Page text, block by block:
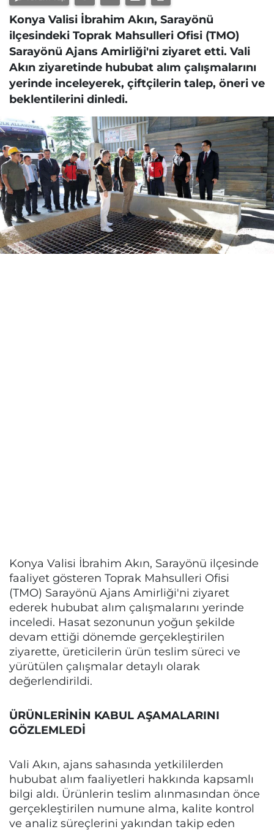
Konya Valisi İbrahim Akın, Sarayönü
ilçesindeki Toprak Mahsulleri Ofisi (TMO)
Sarayönü Ajans Amirliği'ni ziyaret etti. Vali
Akın ziyaretinde hububat alım çalışmalarını
yerinde inceleyerek, çiftçilerin talep, öneri ve
beklentilerini dinledi.
Konya Valisi İbrahim Akın, Sarayönü ilçesinde
faaliyet gösteren Toprak Mahsulleri Ofisi
(TMO) Sarayönü Ajans Amirliği'ni ziyaret
ederek hububat alım çalışmalarını yerinde
inceledi. Hasat sezonunun yoğun şekilde
devam ettiği dönemde gerçekleştirilen
ziyarette, üreticilerin ürün teslim süreci ve
yürütülen çalışmalar detaylı olarak
değerlendirildi.
ÜRÜNLERİNİN KABUL AŞAMALARINI
GÖZLEMLEDİ
Vali Akın, ajans sahasında yetkililerden
hububat alım faaliyetleri hakkında kapsamlı
bilgi aldı. Ürünlerin teslim alınmasından önce
gerçekleştirilen numune alma, kalite kontrol
ve analiz süreçlerini yakından takip eden